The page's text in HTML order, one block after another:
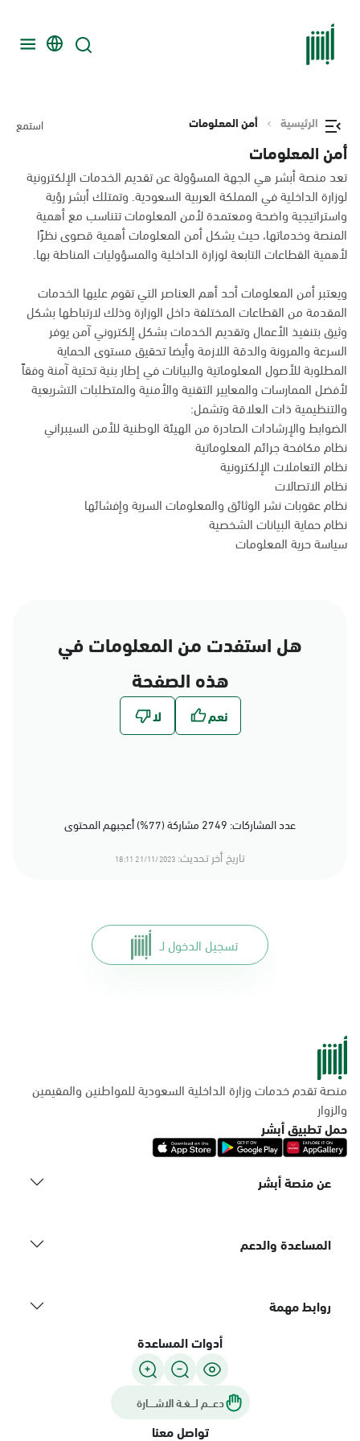
الرئيسية أمن المعلومات استمع
أمن المعلومات
تعد منصة أبشر هي الجهة المسؤولة عن تقديم الخدمات الإلكترونية
لوزارة الداخلية في المملكة العربية السعودية. وتمتلك أبشر رؤية
واستراتيجية واضحة ومعتمدة لأمن المعلومات تتناسب مع أهمية
المنصة وخدماتها، حيث يشكل أمن المعلومات أهمية قصوى نظرًا
لأهمية القطاعات التابعة لوزارة الداخلية والمسؤوليات المناطة بها.
ويعتبر أمن المعلومات أحد أهم العناصر التي تقوم عليها الخدمات
المقدمة من القطاعات المختلفة داخل الوزارة وذلك لارتباطها بشكل
وثيق بتنفيذ الأعمال وتقديم الخدمات بشكل إلكتروني آمن يوفر
السرعة والمرونة والدقة اللازمة وأيضا تحقيق مستوى الحماية
المطلوبة للأصول المعلوماتية والبيانات في إطار بنية تحتية آمنة وفقاً
لأفضل الممارسات والمعايير التقنية والأمنية والمتطلبات التشريعية
والتنظيمية ذات العلاقة وتشمل:
الضوابط والإرشادات الصادرة من الهيئة الوطنية للأمن السيبراني
نظام مكافحة جرائم المعلوماتية
نظام التعاملات الإلكترونية
نظام الاتصالات
نظام عقوبات نشر الوثائق والمعلومات السرية وإفشائها
نظام حماية البيانات الشخصية
سياسة حرية المعلومات
هل استفدت من المعلومات في
هذه الصفحة
عدد المشاركات: 2749 مشاركة (77%) أعجبهم المحتوى
تاريخ أخر تحديث: 21/11/2023 18:11
تسجيل الدخول لـ
منصة تقدم خدمات وزارة الداخلية السعودية للمواطنين والمقيمين
والزوار
حمل تطبيق أبشر
عن منصة أبشر
المساعدة والدعم
روابط مهمة
أدوات المساعدة
دعـــم لـــغـة الاشــــارة
تواصل معنا